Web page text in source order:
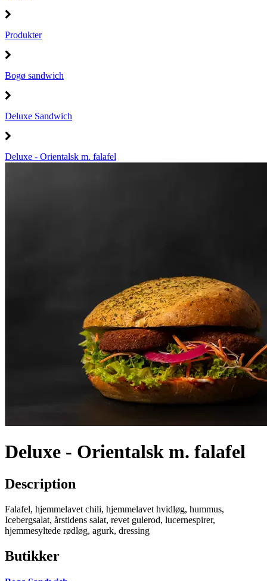
Produkter
Bogø sandwich
Deluxe Sandwich
Deluxe - Orientalsk m. falafel
Deluxe - Orientalsk m. falafel
Description
Falafel, hjemmelavet chili, hjemmelavet hvidløg, hummus,
Icebergsalat, årstidens salat, revet gulerod, lucernespirer,
hjemmesyltede rødløg, agurk, dressing
Butikker